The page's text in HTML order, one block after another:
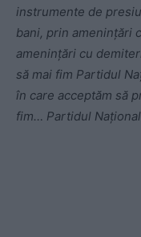
instrumente de
bani, prin ameninţări
ameninţări cu
să mai fim Partidul
în care acceptăm să
fim… Partidul